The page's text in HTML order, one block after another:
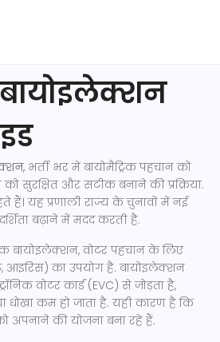
, भर्ती भर में बायोमैट्रिक पहचान को
सुरक्षित और सटीक बनाने की प्रक्रिया.
हैं। यह प्रणाली राज्य के चुनावों में नई
बढ़ाने में मदद करती है.
बायोइलेक्शन,वोटर पहचान के लिए
आइरिस) का उपयोगहै. बायोइलेक्शन
वोटर कार्ड (EVC) से जोड़ता है,
धोखा कम हो जाता है. यही कारण है कि
अपनाने की योजना बना रहे हैं.